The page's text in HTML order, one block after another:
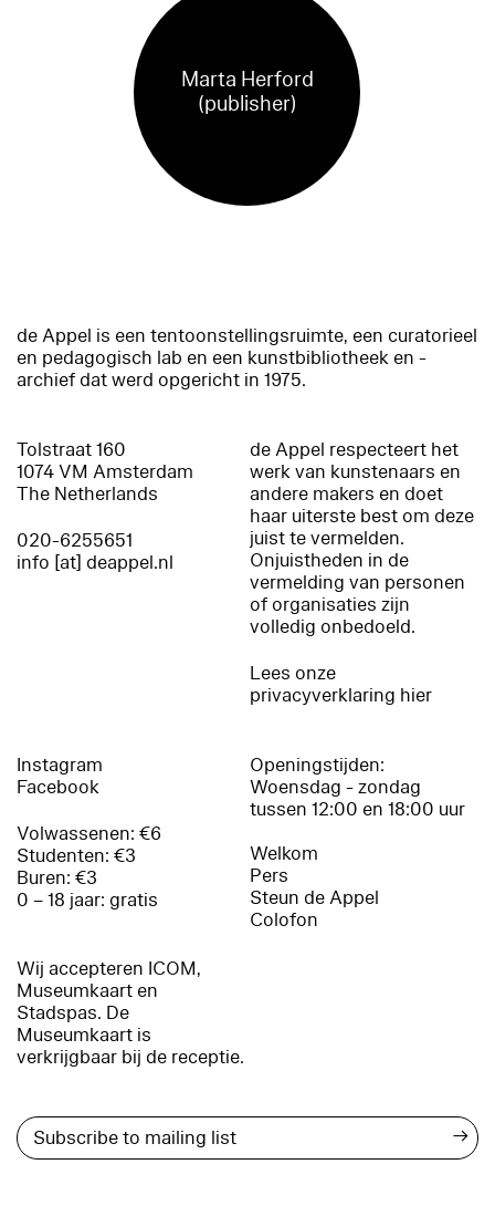
Marta Herford
(publisher)
de Appel is een tentoonstellingsruimte, een curatorieel
en pedagogisch lab en een kunstbibliotheek en -
archief dat werd opgericht in 1975.
Tolstraat 160
1074 VM Amsterdam
The Netherlands
020-6255651
info [at] deappel.nl
de Appel respecteert het
werk van kunstenaars en
andere makers en doet
haar uiterste best om deze
juist te vermelden.
Onjuistheden in de
vermelding van personen
of organisaties zijn
volledig onbedoeld.
Lees onze
privacyverklaring hier
Instagram
Facebook
Volwassenen: €6
Studenten: €3
Buren: €3
0 – 18 jaar: gratis
Wij accepteren ICOM,
Museumkaart en
Stadspas. De
Museumkaart is
verkrijgbaar bij de receptie.
Openingstijden:
Woensdag - zondag
tussen 12:00 en 18:00 uur
Welkom
Pers
Steun de Appel
Colofon
→